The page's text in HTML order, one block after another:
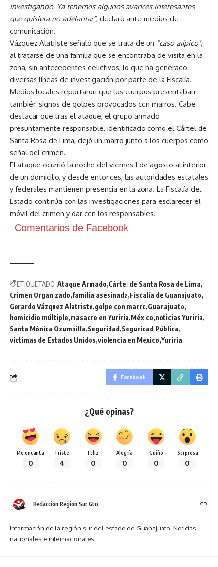
investigando. Ya tenemos algunos avances interesantes
que quisiera no adelantar”, declaró ante medios de
comunicación.
Vázquez Alatriste señaló que se trata de un “caso atípico”,
al tratarse de una familia que se encontraba de visita en la
zona, sin antecedentes delictivos, lo que ha generado
diversas líneas de investigación por parte de la Fiscalía.
Medios locales reportaron que los cuerpos presentaban
también signos de golpes provocados con marros. Cabe
destacar que tras el ataque, el grupo armado
presuntamente responsable, identificado como el Cártel de
Santa Rosa de Lima, dejó un marro junto a los cuerpos como
señal del crimen.
El ataque ocurrió la noche del viernes 1 de agosto al interior
de un domicilio, y desde entonces, las autoridades estatales
y federales mantienen presencia en la zona. La Fiscalía del
Estado continúa con las investigaciones para esclarecer el
móvil del crimen y dar con los responsables.
Comentarios de Facebook
ETIQUETADO: Ataque Armado Cártel de Santa Rosa de Lima
Crimen Organizado familia asesinada Fiscalía de Guanajuato
Gerardo Vázquez Alatriste golpe con marro Guanajuato
homicidio múltiple masacre en Yuriria México noticias Yuriria
Santa Mónica Ozumbilla Seguridad Seguridad Pública
víctimas de Estados Unidos violencia en México Yuriria
Facebook
¿Qué opinas?
Me encanta
0
Triste
4
Feliz
0
Alegría
0
Guiño
0
Sorpresa
0
Redacción Región Sur Gto
Información de la región sur del estado de Guanajuato. Noticias
nacionales e internacionales.